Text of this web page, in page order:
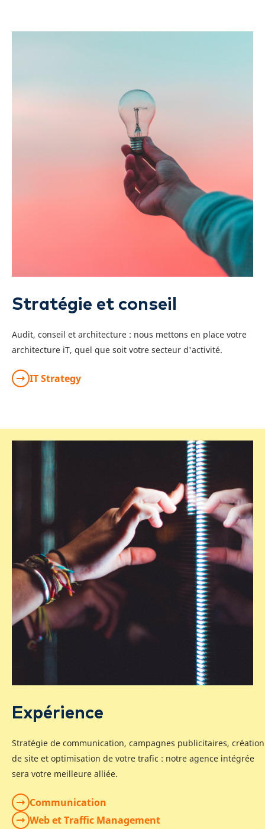
Stratégie et conseil
Audit, conseil et architecture : nous mettons en place votre
architecture iT, quel que soit votre secteur d'activité.
IT Strategy
Expérience
Stratégie de communication, campagnes publicitaires, création
de site et optimisation de votre trafic : notre agence intégrée
sera votre meilleure alliée.
Communication
Web et Traffic Management